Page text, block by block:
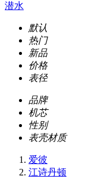
潜水
默认
热门
新品
价格
表径
品牌
机芯
性别
表壳材质
爱彼
江诗丹顿